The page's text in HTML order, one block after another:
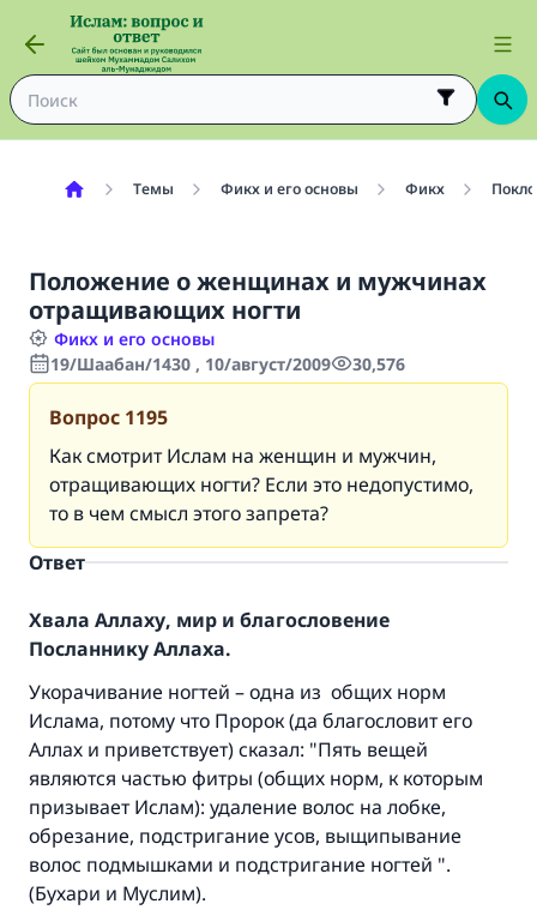
Темы Фикх и его основы Фикх
Положение о женщинах и мужчинах
отращивающих ногти
Фикх и его основы
19/Шаабан/1430 , 10/август/2009
30,576
Вопрос 1195
Как смотрит Ислам на женщин и мужчин,
отращивающих ногти? Если это недопустимо,
то в чем смысл этого запрета?
Ответ
Хвала Аллаху, мир и благословение
Посланнику Аллаха.
Укорачивание ногтей – одна из общих норм
Ислама, потому что Пророк (да благословит его
Аллах и приветствует) сказал: "Пять вещей
являются частью фитры (общих норм, к которым
призывает Ислам): удаление волос на лобке,
обрезание, подстригание усов, выщипывание
волос подмышками и подстригание ногтей ".
(Бухари и Муслим).